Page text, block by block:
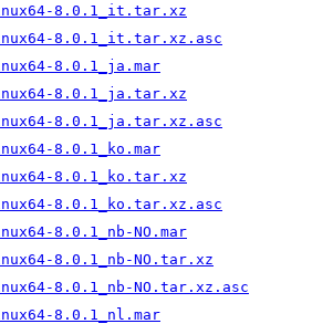
8.0.1_it.tar.xz
8.0.1_it.tar.xz.asc
8.0.1_ja.mar
8.0.1_ja.tar.xz
8.0.1_ja.tar.xz.asc
8.0.1_ko.mar
8.0.1_ko.tar.xz
8.0.1_ko.tar.xz.asc
8.0.1_nb-NO.mar
8.0.1_nb-NO.tar.xz
8.0.1_nb-NO.tar.xz.asc
8.0.1_nl.mar